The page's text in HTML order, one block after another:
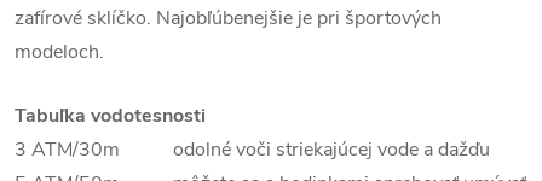
zafírové sklíčko. Najobľúbenejšie je pri športových
modeloch.
Tabuľka vodotesnosti
3 ATM/30m odolné voči striekajúcej vode a dažďu